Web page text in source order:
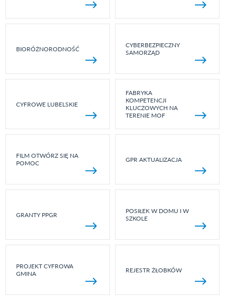
BIORÓŻNORODNOŚĆ
CYBERBEZPIECZNY
SAMORZĄD
CYFROWE LUBELSKIE
FABRYKA
KOMPETENCJI
KLUCZOWYCH NA
TERENIE MOF
FILM OTWÓRZ SIĘ NA
POMOC
GPR AKTUALIZACJA
GRANTY PPGR
POSIŁEK W DOMU I W
SZKOLE
PROJEKT CYFROWA
GMINA
REJESTR ŻŁOBKÓW